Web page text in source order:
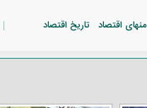
منهای اقتصاد تاریخ اقتصاد